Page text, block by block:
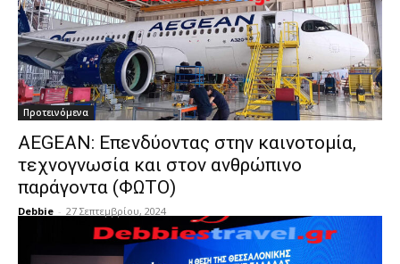
Προτεινόμενα
AEGEAN: Επενδύοντας στην καινοτομία,
τεχνογνωσία και στον ανθρώπινο
παράγοντα (ΦΩΤΟ)
Debbie - 27 Σεπτεμβρίου, 2024